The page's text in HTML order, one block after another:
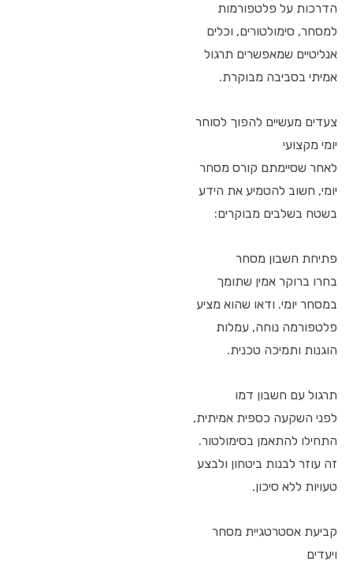
הדרכות על פלטפורמות
למסחר, סימולטורים, וכלים
אנליטיים שמאפשרים תרגול
אמיתי בסביבה מבוקרת.
צעדים מעשיים להפוך לסוחר
יומי מקצועי
לאחר שסיימתם קורס מסחר
יומי, חשוב להטמיע את הידע
בשטח בשלבים מבוקרים:
פתיחת חשבון מסחר
בחרו ברוקר אמין שתומך
במסחר יומי. ודאו שהוא מציע
פלטפורמה נוחה, עמלות
הוגנות ותמיכה טכנית.
תרגול עם חשבון דמו
לפני השקעה כספית אמיתית,
התחילו להתאמן בסימולטור.
זה עוזר לבנות ביטחון ולבצע
טעויות ללא סיכון.
קביעת אסטרטגיית מסחר
ויעדים